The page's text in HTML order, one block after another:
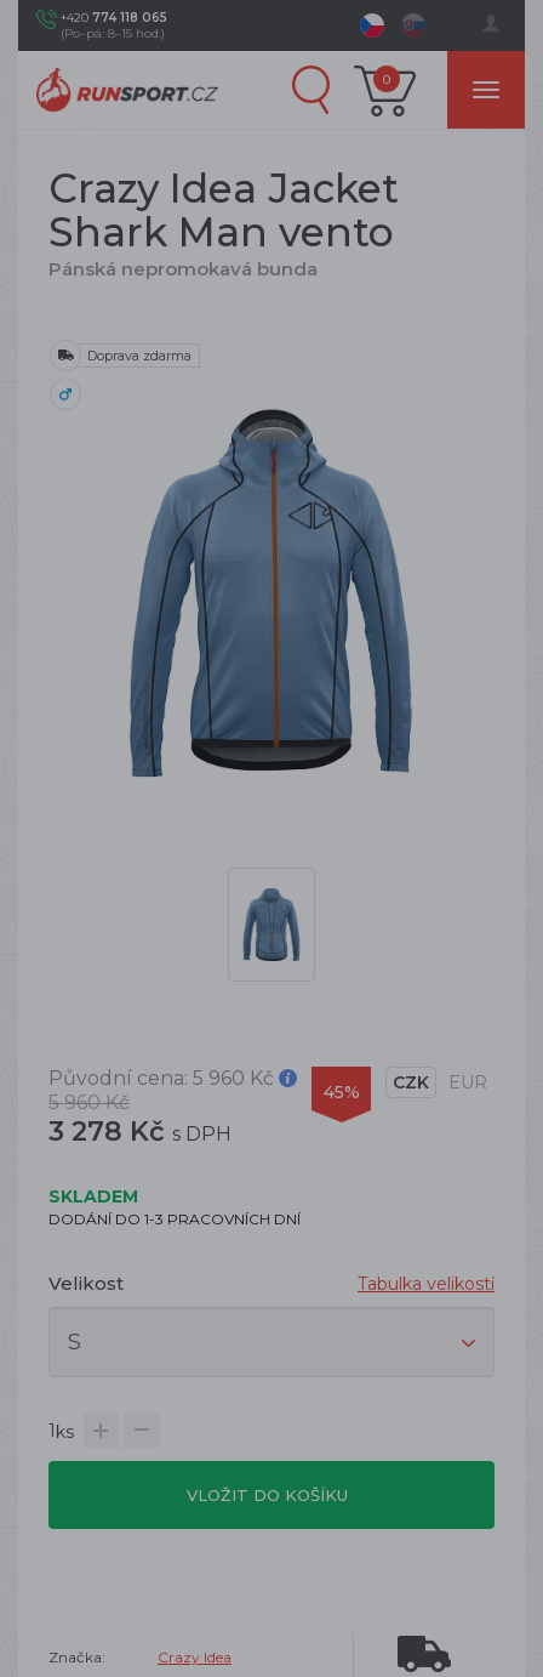
+420 774 118 065
(Po–pá: 8–15 hod.)
0
Crazy Idea Jacket
Shark Man vento
Pánská nepromokavá bunda
Doprava zdarma
Původní cena: 5 960 Kč
5 960 Kč
3 278 Kč s DPH
45% CZK EUR
SKLADEM
DODÁNÍ DO 1-3 PRACOVNÍCH DNÍ
Velikost Tabulka velikostí
1ks
VLOŽIT DO KOŠÍKU
Značka:
Crazy Idea